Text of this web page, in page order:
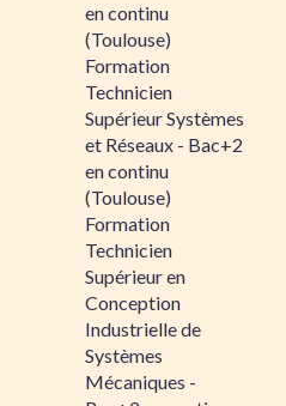
en continu
(Toulouse)
Formation
Technicien
Supérieur Systèmes
et Réseaux - Bac+2
en continu
(Toulouse)
Formation
Technicien
Supérieur en
Conception
Industrielle de
Systèmes
Mécaniques -